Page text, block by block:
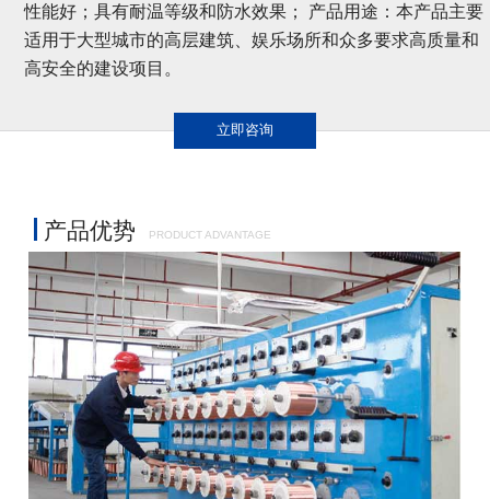
性能好；具有耐温等级和防水效果； 产品用途：本产品主要
适用于大型城市的高层建筑、娱乐场所和众多要求高质量和
高安全的建设项目。
立即咨询
产品优势 PRODUCT ADVANTAGE